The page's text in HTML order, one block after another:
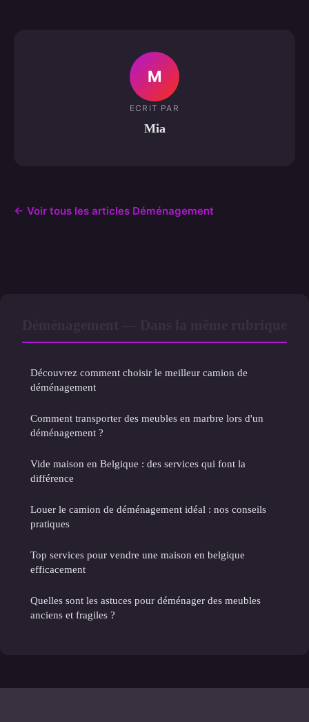
M
ECRIT PAR
Mia
← Voir tous les articles Déménagement
Découvrez comment choisir le meilleur camion de
déménagement
Comment transporter des meubles en marbre lors d'un
déménagement ?
Vide maison en Belgique : des services qui font la
différence
Louer le camion de déménagement idéal : nos conseils
pratiques
Top services pour vendre une maison en belgique
efficacement
Quelles sont les astuces pour déménager des meubles
anciens et fragiles ?